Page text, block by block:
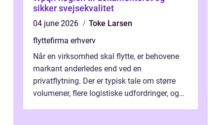
sikker svejsekvalitet
04 june 2026
Toke Larsen
flyttefirma erhverv
Når en virksomhed skal flytte, er behovene
markant anderledes end ved en
privatflytning. Der er typisk tale om større
volumener, flere logistiske udfordringer, og